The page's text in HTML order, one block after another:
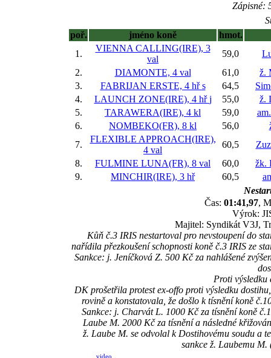
Zápisné:
poř.
jméno koně
hmot.
1.
VIENNA CALLING(IRE), 3
val
59,0
2.
DIAMONTE, 4 val 61,0
ž.
3.
FABRIJAN ERSTE, 4 hřs 64,5
4.
LAUNCH ZONE(IRE), 4 hřj 55,0
ž.
5.
TARAWERA(IRE), 4 kl 59,0
6.
NOMBEKO(FR), 8 kl 56,0
7.
FLEXIBLE APPROACH(IRE),
4 val
60,5
8.
FULMINE LUNA(FR), 8 val 60,0
žk.
9.
MINCHIR(IRE), 3 hř 60,5
Čas: 01:41,97,
Výrok:
Majitel: Syndikát V3J,
Kůň č.3 IRIS nestartoval pro nevstoupení do
nařídila přezkoušení schopnosti koně č.3 IRIS ze
Sankce: j. Jeníčková Z. 500 Kč za nahlášené
Proti výsledku
DK prošetřila protest ex-offo proti výsledku
rovině a konstatovala, že došlo k tísnění koně
Sankce: j. Charvát L. 1000 Kč za tísnění koně
Laube M. 2000 Kč za tísnění a následné
ž. Laube M. se odvolal k Dostihovému soudu a
sankce ž. Laubemu
video